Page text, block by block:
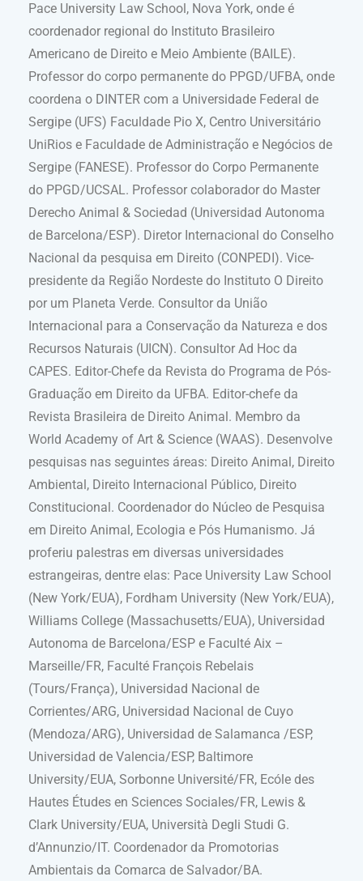
Pace University Law School, Nova York, onde é
coordenador regional do Instituto Brasileiro
Americano de Direito e Meio Ambiente (BAILE).
Professor do corpo permanente do PPGD/UFBA, onde
coordena o DINTER com a Universidade Federal de
Sergipe (UFS) Faculdade Pio X, Centro Universitário
UniRios e Faculdade de Administração e Negócios de
Sergipe (FANESE). Professor do Corpo Permanente
do PPGD/UCSAL. Professor colaborador do Master
Derecho Animal & Sociedad (Universidad Autonoma
de Barcelona/ESP). Diretor Internacional do Conselho
Nacional da pesquisa em Direito (CONPEDI). Vice-
presidente da Região Nordeste do Instituto O Direito
por um Planeta Verde. Consultor da União
Internacional para a Conservação da Natureza e dos
Recursos Naturais (UICN). Consultor Ad Hoc da
CAPES. Editor-Chefe da Revista do Programa de Pós-
Graduação em Direito da UFBA. Editor-chefe da
Revista Brasileira de Direito Animal. Membro da
World Academy of Art & Science (WAAS). Desenvolve
pesquisas nas seguintes áreas: Direito Animal, Direito
Ambiental, Direito Internacional Público, Direito
Constitucional. Coordenador do Núcleo de Pesquisa
em Direito Animal, Ecologia e Pós Humanismo. Já
proferiu palestras em diversas universidades
estrangeiras, dentre elas: Pace University Law School
(New York/EUA), Fordham University (New York/EUA),
Williams College (Massachusetts/EUA), Universidad
Autonoma de Barcelona/ESP e Faculté Aix –
Marseille/FR, Faculté François Rebelais
(Tours/França), Universidad Nacional de
Corrientes/ARG, Universidad Nacional de Cuyo
(Mendoza/ARG), Universidad de Salamanca /ESP,
Universidad de Valencia/ESP, Baltimore
University/EUA, Sorbonne Université/FR, Ecóle des
Hautes Études en Sciences Sociales/FR, Lewis &
Clark University/EUA, Università Degli Studi G.
d’Annunzio/IT. Coordenador da Promotorias
Ambientais da Comarca de Salvador/BA.